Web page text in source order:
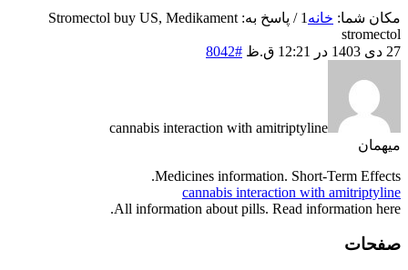
مکان شما: خانه 1
/
پاسخ به: Stromectol buy US, Medikament
stromectol
27 دی 1403 در 12:21 ق.ظ
#8042
cannabis interaction with amitriptyline
میهمان
Medicines information. Short-Term Effects.
cannabis interaction with amitriptyline
All information about pills. Read information here.
صفحات